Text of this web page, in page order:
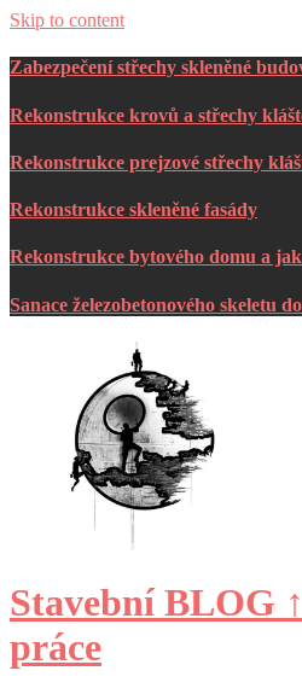
Skip to content
Zabezpečení střechy skleněné
Rekonstrukce krovů a střechy
Rekonstrukce prejzové střechy
Rekonstrukce skleněné fasády
Rekonstrukce bytového domu a
Sanace železobetonového skeletu
Stavební BLOG
práce